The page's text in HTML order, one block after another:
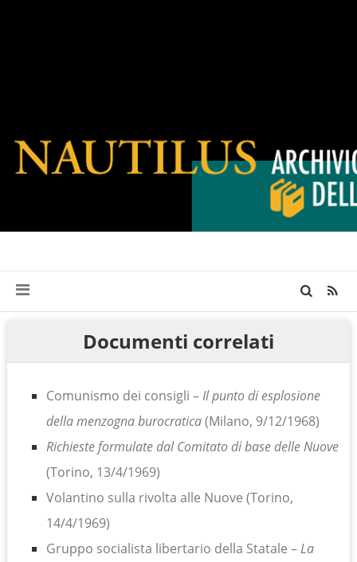
Documenti correlati
Comunismo dei consigli –Il punto di esplosione
della menzogna burocratica(Milano, 9/12/1968)
Richieste formulate dal Comitato di base delle Nuove
(Torino, 13/4/1969)
Volantino sulla rivolta alle Nuove (Torino,
14/4/1969)
Gruppo socialista libertario della Statale –La